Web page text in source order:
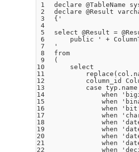
1
2
3
4
5
6
7
8
9
10
11
12
13
14
15
16
17
18
19
20
21
22
declare @TableName
declare @Result
{'
select @Result =
public '
+
'
from
(
select
replace (col.
column_id
case typ. name
when
when
when
when
when
when
when
when
when